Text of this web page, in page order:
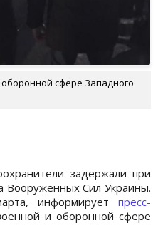
сфере Западного
задержали при
Вооруженных Сил Украины.
информирует пресс-
и оборонной сфере